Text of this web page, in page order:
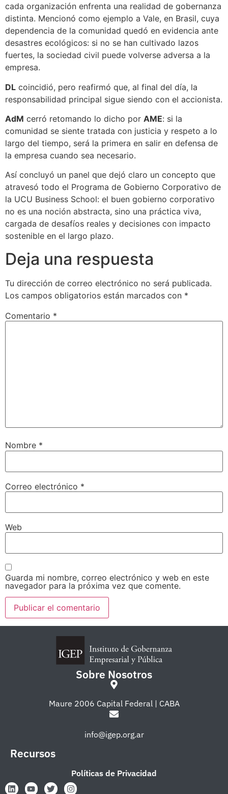
cada organización enfrenta una realidad de gobernanza
distinta. Mencionó como ejemplo a Vale, en Brasil, cuya
dependencia de la comunidad quedó en evidencia ante
desastres ecológicos: si no se han cultivado lazos
fuertes, la sociedad civil puede volverse adversa a la
empresa.
DL coincidió, pero reafirmó que, al final del día, la
responsabilidad principal sigue siendo con el accionista.
AdM cerró retomando lo dicho por AME: si la
comunidad se siente tratada con justicia y respeto a lo
largo del tiempo, será la primera en salir en defensa de
la empresa cuando sea necesario.
Así concluyó un panel que dejó claro un concepto que
atravesó todo el Programa de Gobierno Corporativo de
la UCU Business School: el buen gobierno corporativo
no es una noción abstracta, sino una práctica viva,
cargada de desafíos reales y decisiones con impacto
sostenible en el largo plazo.
Deja una respuesta
Tu dirección de correo electrónico no será publicada.
Los campos obligatorios están marcados con *
Comentario *
Nombre *
Correo electrónico *
Web
Guarda mi nombre, correo electrónico y web en este
navegador para la próxima vez que comente.
Sobre Nosotros
Maure 2006 Capital Federal | CABA
info@igep.org.ar
Recursos
Políticas de Privacidad